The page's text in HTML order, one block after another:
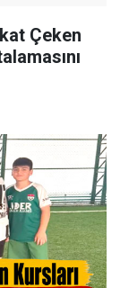
Çeken